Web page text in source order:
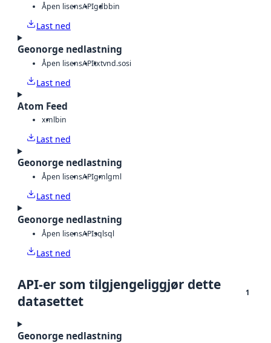
Åpen lisensAPIgdbbin
Last ned
Geonorge nedlastning
Åpen lisensAPItxtvnd.sosi
Last ned
Atom Feed
xmlbin
Last ned
Geonorge nedlastning
Åpen lisensAPIgmlgml
Last ned
Geonorge nedlastning
Åpen lisensAPIsqlsql
Last ned
API-er som tilgjengeliggjør dette
datasettet
1
Geonorge nedlastning